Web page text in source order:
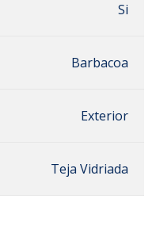
Si
Barbacoa
Exterior
Teja Vidriada